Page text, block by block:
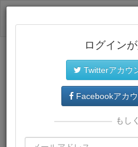
プレミアム会員では、教材が
再生環境が提供されます。
ログイン
Twitterアカウ
Facebookアカ
もし